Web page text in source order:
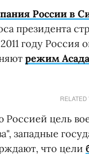
России в
президента
году Россия
режим
RELATED
Россией цель
западные
что цели